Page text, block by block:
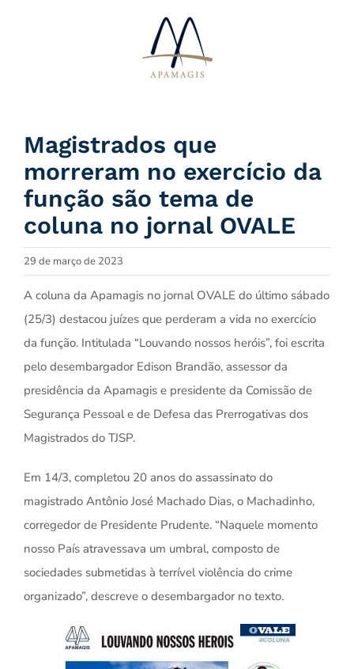
Magistrados que
morreram no exercício da
função são tema de
coluna no jornal OVALE
29 de março de 2023
A coluna da Apamagis no jornal OVALE do último sábado
(25/3) destacou juízes que perderam a vida no exercício
da função. Intitulada “Louvando nossos heróis”, foi escrita
pelo desembargador Edison Brandão, assessor da
presidência da Apamagis e presidente da Comissão de
Segurança Pessoal e de Defesa das Prerrogativas dos
Magistrados do TJSP.
Em 14/3, completou 20 anos do assassinato do
magistrado Antônio José Machado Dias, o Machadinho,
corregedor de Presidente Prudente. “Naquele momento
nosso País atravessava um umbral, composto de
sociedades submetidas à terrível violência do crime
organizado”, descreve o desembargador no texto.